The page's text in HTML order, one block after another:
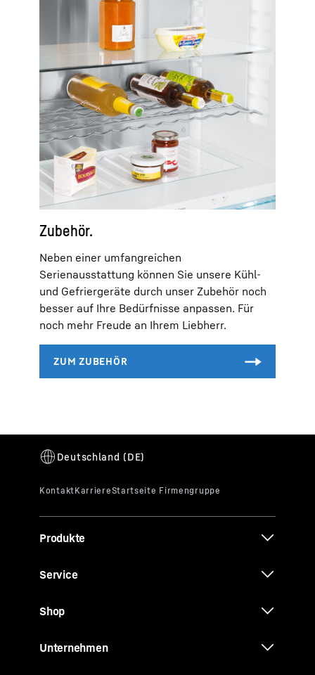
Zubehör.
Neben einer umfangreichen
Serienausstattung können Sie unsere Kühl-
und Gefriergeräte durch unser Zubehör noch
besser auf Ihre Bedürfnisse anpassen. Für
noch mehr Freude an Ihrem Liebherr.
Produkte
Service
Shop
Unternehmen